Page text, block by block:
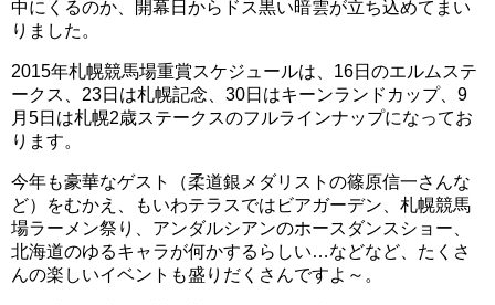
中にくるのか、開幕日からドス黒い暗雲が立ち込めてまい
りました。
2015年札幌競馬場重賞スケジュールは、16日のエルムステ
ークス、23日は札幌記念、30日はキーンランドカップ、9
月5日は札幌2歳ステークスのフルラインナップになってお
ります。
今年も豪華なゲスト（柔道銀メダリストの篠原信一さんな
ど）をむかえ、もいわテラスではビアガーデン、札幌競馬
場ラーメン祭り、アンダルシアンのホースダンスショー、
北海道のゆるキャラが何かするらしい…などなど、たくさ
んの楽しいイベントも盛りだくさんですよ～。